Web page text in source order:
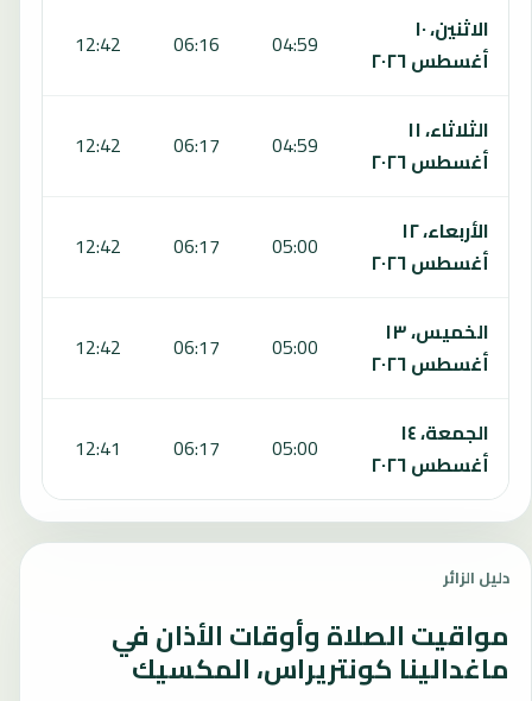
الاثنين، ١٠
أغسطس ٢٠٢٦
04:59
06:16
12:42
الثلاثاء، ١١
أغسطس ٢٠٢٦
04:59
06:17
12:42
الأربعاء، ١٢
أغسطس ٢٠٢٦
05:00
06:17
12:42
الخميس، ١٣
أغسطس ٢٠٢٦
05:00
06:17
12:42
الجمعة، ١٤
أغسطس ٢٠٢٦
05:00
06:17
12:41
دليل الزائر
مواقيت الصلاة وأوقات الأذان في
ماغدالينا كونتريراس، المكسيك